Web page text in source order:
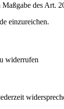
des
einzureichen.
widerrufen